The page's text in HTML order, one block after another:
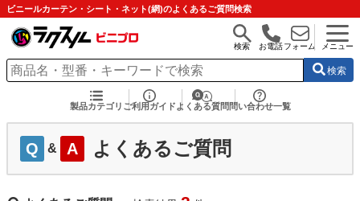
ビニールカーテン・シート・ネット(網)のよくあるご質問検索
検索 お電話フォーム メニュー
検索
製品カテゴリ ご利用ガイド よくある質問 問い合わせ一覧
Q & A よくあるご質問